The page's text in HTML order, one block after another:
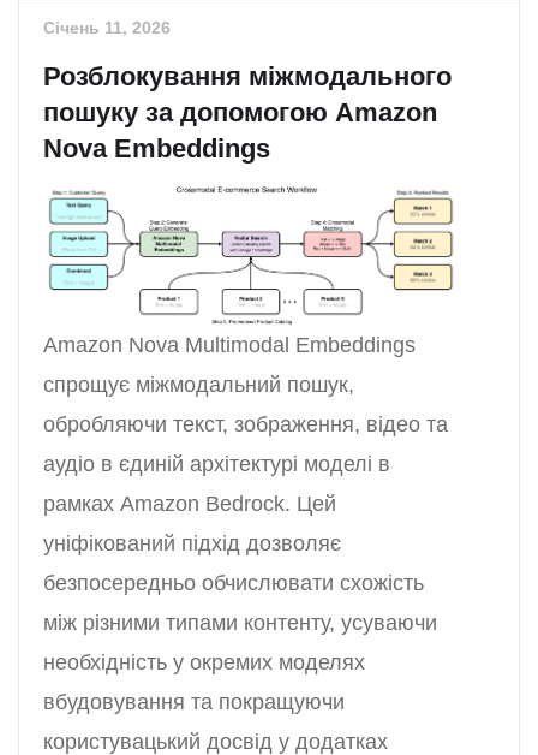
Січень 11, 2026
Розблокування міжмодального
пошуку за допомогою Amazon
Nova Embeddings
Amazon Nova Multimodal Embeddings
спрощує міжмодальний пошук,
обробляючи текст, зображення, відео та
аудіо в єдиній архітектурі моделі в
рамках Amazon Bedrock. Цей
уніфікований підхід дозволяє
безпосередньо обчислювати схожість
між різними типами контенту, усуваючи
необхідність у окремих моделях
вбудовування та покращуючи
користувацький досвід у додатках